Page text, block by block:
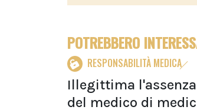
POTREBBERO
RESPONSABILITÀ MEDICA
Illegittima
del medico di